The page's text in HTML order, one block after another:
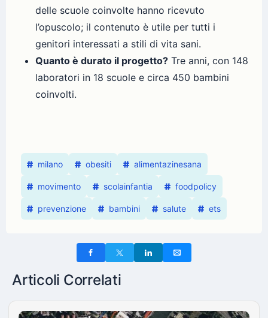
delle scuole coinvolte hanno ricevuto
l’opuscolo; il contenuto è utile per tutti i
genitori interessati a stili di vita sani.
Quanto è durato il progetto? Tre anni, con 148
laboratori in 18 scuole e circa 450 bambini
coinvolti.
milano obesiti alimentazinesana
movimento scolainfantia foodpolicy
prevenzione bambini salute ets
Articoli Correlati